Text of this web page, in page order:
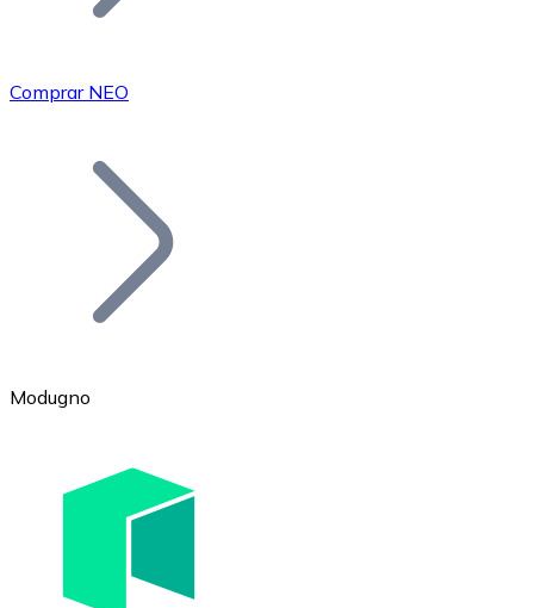
Bitcoin
Ethereum
Comprar NEO
Modugno